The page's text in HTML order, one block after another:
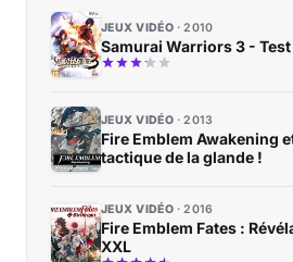
JEUX VIDÉO 2010
Samurai Warriors 3 - Test
JEUX VIDÉO 2013
Fire Emblem Awakening
tactique de la glande !
JEUX VIDÉO 2016
Fire Emblem Fates :
XXL